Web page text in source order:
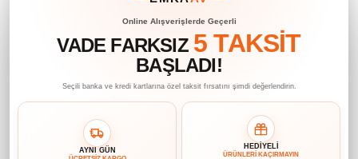
Online Alışverişlerde Geçerli
VADE FARKSIZ 5 TAKSİT
BAŞLADI!
Seçili banka ve kredi kartlarına özel taksit fırsatını şimdi değerlendirin.
AYNI GÜN HEDİYELİ
ÜRÜNLERİ KAÇIRMAYIN